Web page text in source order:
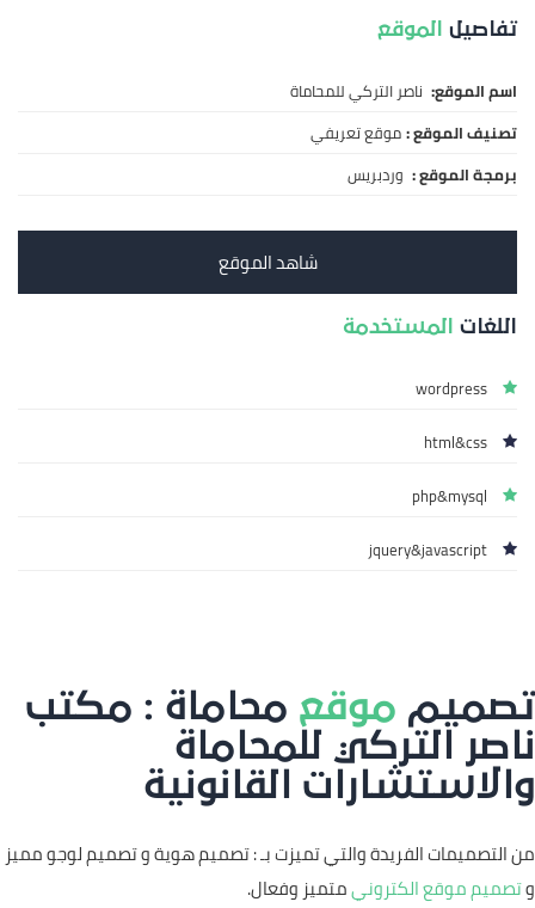
تفاصيل الموقع
اسم الموقع: ناصر التركي للمحاماة
تصنيف الموقع :موقع تعريفي
برمجة الموقع : وردبريس
شاهد الموقع
اللغات المستخدمة
wordpress
html&css
php&mysql
jquery&javascript
تصميم موقع محاماة : مكتب
ناصر التركي للمحاماة
والاستشارات القانونية
من التصميمات الفريدة والتي تميزت بـ : تصميم هوية و تصميم لوجو مميز
وتصميم موقع الكترونيمتميز وفعال.